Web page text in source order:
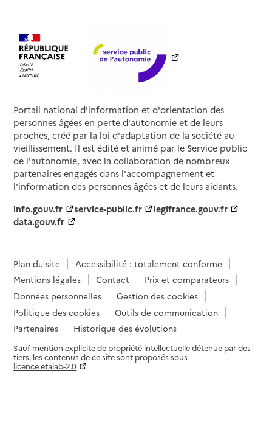
Portail national d'information et d'orientation des
personnes âgées en perte d'autonomie et de leurs
proches, créé par la loi d'adaptation de la société au
vieillissement. Il est édité et animé par le Service public
de l'autonomie, avec la collaboration de nombreux
partenaires engagés dans l'accompagnement et
l'information des personnes âgées et de leurs aidants.
info.gouv.fr
service-public.fr
legifrance.gouv.fr
data.gouv.fr
Plan du site
Accessibilité : totalement conforme
Mentions légales
Contact
Prix et comparateurs
Données personnelles
Gestion des cookies
Politique des cookies
Outils de communication
Partenaires
Historique des évolutions
Sauf mention explicite de propriété intellectuelle détenue par des
tiers, les contenus de ce site sont proposés sous
licence etalab-2.0